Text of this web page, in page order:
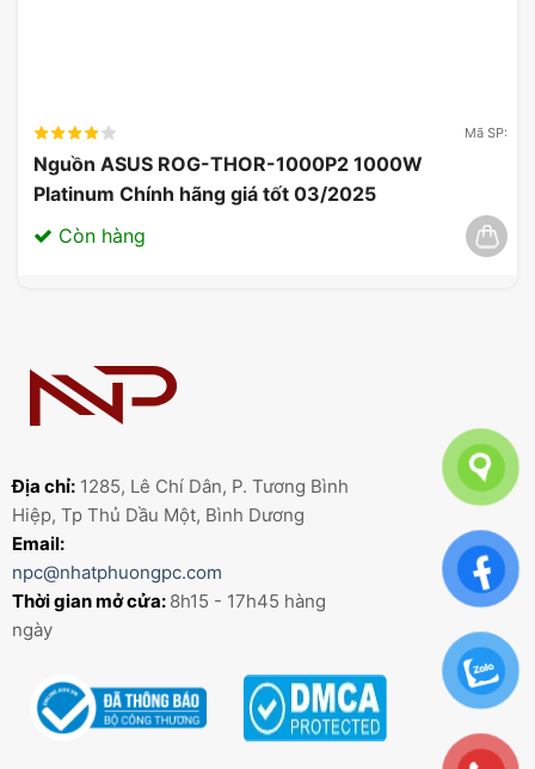
Mã SP:
Nguồn ASUS ROG-THOR-1000P2 1000W
Platinum Chính hãng giá tốt 03/2025
Còn hàng
Địa chỉ: 1285, Lê Chí Dân, P. Tương Bình
Hiệp, Tp Thủ Dầu Một, Bình Dương
Email:
npc@nhatphuongpc.com
Thời gian mở cửa: 8h15 - 17h45 hàng
ngày